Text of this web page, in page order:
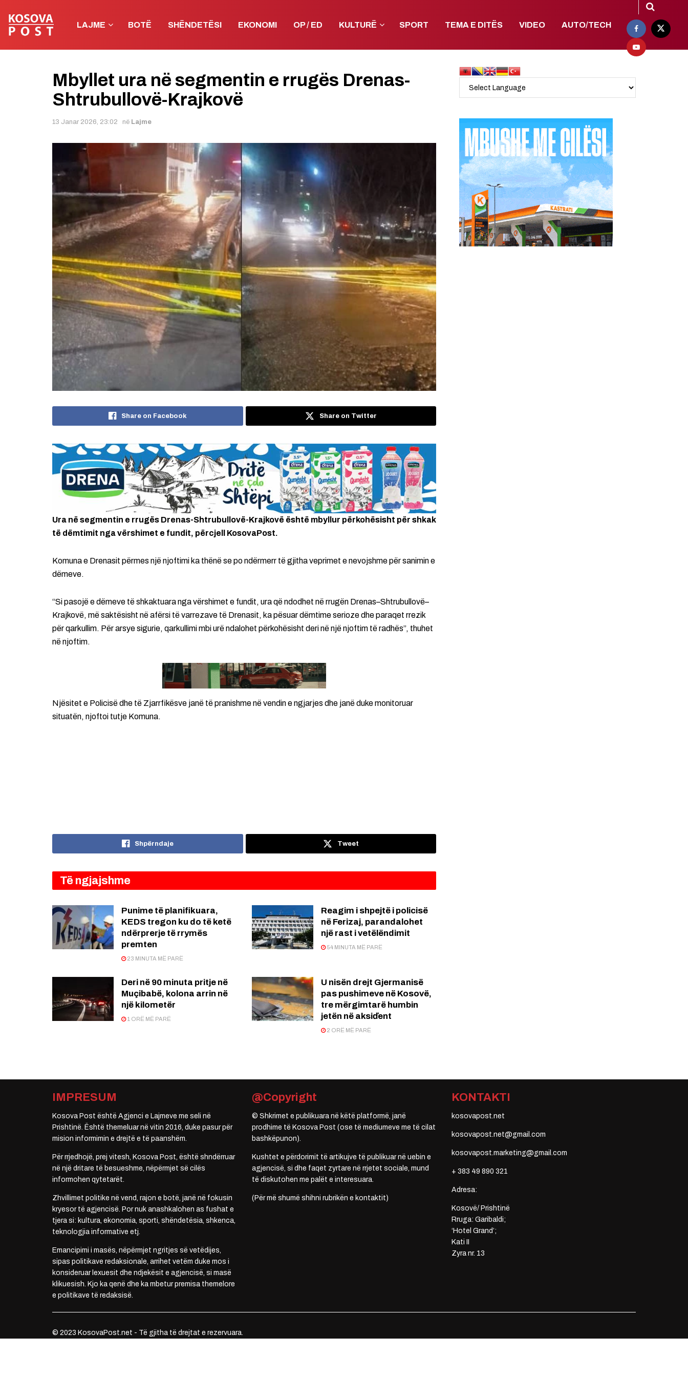
LAJME BOTË SHËNDETËSI EKONOMI OP / ED KULTURË SPORT TEMA E DITËS VIDEO AUTO/TECH
Mbyllet ura në segmentin e rrugës Drenas-
Shtrubullovë-Krajkovë
13 Janar 2026, 23:02 në Lajme
Share on Facebook Share on Twitter
Ura në segmentin e rrugës Drenas-Shtrubullovë-Krajkovë është mbyllur përkohësisht për shkak
të dëmtimit nga vërshimet e fundit, përcjell KosovaPost.
Komuna e Drenasit përmes një njoftimi ka thënë se po ndërmerr të gjitha veprimet e nevojshme për sanimin e
dëmeve.
“Si pasojë e dëmeve të shkaktuara nga vërshimet e fundit, ura që ndodhet në rrugën Drenas–Shtrubullovë–
Krajkovë, më saktësisht në afërsi të varrezave të Drenasit, ka pësuar dëmtime serioze dhe paraqet rrezik
për qarkullim. Për arsye sigurie, qarkullimi mbi urë ndalohet përkohësisht deri në një njoftim të radhës”, thuhet
në njoftim.
Njësitet e Policisë dhe të Zjarrfikësve janë të pranishme në vendin e ngjarjes dhe janë duke monitoruar
situatën, njoftoi tutje Komuna.
Shpërndaje Tweet
Të ngjajshme
Punime të planifikuara,
KEDS tregon ku do të ketë
ndërprerje të rrymës
premten
23 MINUTA MË PARË
Reagim i shpejtë i policisë
në Ferizaj, parandalohet
një rast i vetëlëndimit
54 MINUTA MË PARË
Deri në 90 minuta pritje në
Muçibabë, kolona arrin në
një kilometër
1 ORË MË PARË
U nisën drejt Gjermanisë
pas pushimeve në Kosovë,
tre mërgimtarë humbin
jetën në aksiďent
2 ORË MË PARË
IMPRESUM
Kosova Post është Agjenci e Lajmeve me seli në
Prishtinë. Është themeluar në vitin 2016, duke pasur për
mision informimin e drejtë e të paanshëm.
Për rrjedhojë, prej vitesh, Kosova Post, është shndërruar
në një dritare të besueshme, nëpërmjet së cilës
informohen qytetarët.
Zhvillimet politike në vend, rajon e botë, janë në fokusin
kryesor të agjencisë. Por nuk anashkalohen as fushat e
tjera si: kultura, ekonomia, sporti, shëndetësia, shkenca,
teknologjia informative etj.
Emancipimi i masës, nëpërmjet ngritjes së vetëdijes,
sipas politikave redaksionale, arrihet vetëm duke mos i
konsideruar lexuesit dhe ndjekësit e agjencisë, si masë
klikuesish. Kjo ka qenë dhe ka mbetur premisa themelore
e politikave të redaksisë.
@Copyright
© Shkrimet e publikuara në këtë platformë, janë
prodhime të Kosova Post (ose të mediumeve me të cilat
bashkëpunon).
Kushtet e përdorimit të artikujve të publikuar në uebin e
agjencisë, si dhe faqet zyrtare në rrjetet sociale, mund
të diskutohen me palët e interesuara.
(Për më shumë shihni rubrikën e kontaktit)
KONTAKTI
kosovapost.net
kosovapost.net@gmail.com
kosovapost.marketing@gmail.com
+ 383 49 890 321
Adresa:
Kosovë/ Prishtinë
Rruga: Garibaldi;
‘Hotel Grand’;
Kati II
Zyra nr. 13
© 2023 KosovaPost.net - Të gjitha të drejtat e rezervuara.